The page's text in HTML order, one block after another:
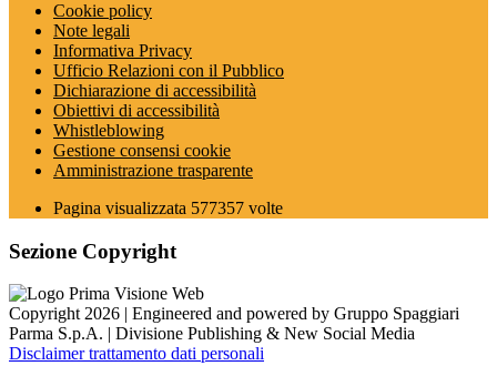
Cookie policy
Note legali
Informativa Privacy
Ufficio Relazioni con il Pubblico
Dichiarazione di accessibilità
Obiettivi di accessibilità
Whistleblowing
Gestione consensi cookie
Amministrazione trasparente
Pagina visualizzata 577357 volte
Sezione Copyright
Copyright 2026 | Engineered and powered by Gruppo Spaggiari
Parma S.p.A. | Divisione Publishing & New Social Media
Disclaimer trattamento dati personali